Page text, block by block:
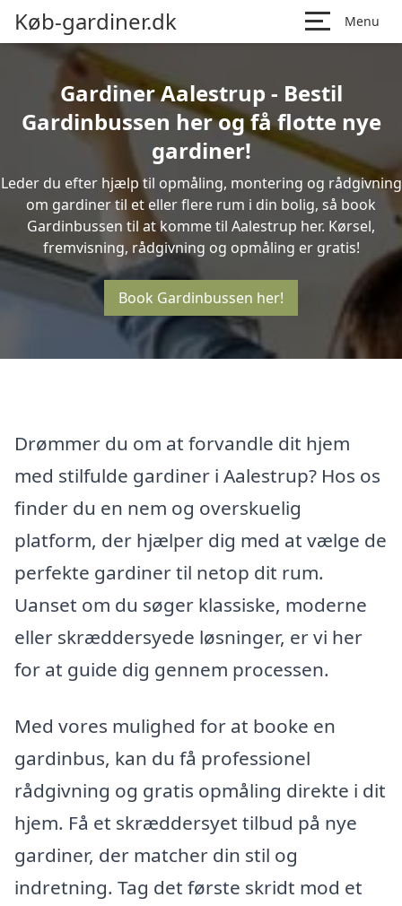
Køb-gardiner.dk Menu
Gardiner Aalestrup - Bestil
Gardinbussen her og få flotte nye
gardiner!
Leder du efter hjælp til opmåling, montering og rådgivning
om gardiner til et eller flere rum i din bolig, så book
Gardinbussen til at komme til Aalestrup her. Kørsel,
fremvisning, rådgivning og opmåling er gratis!
Book Gardinbussen her!
Drømmer du om at forvandle dit hjem
med stilfulde gardiner i Aalestrup? Hos os
finder du en nem og overskuelig
platform, der hjælper dig med at vælge de
perfekte gardiner til netop dit rum.
Uanset om du søger klassiske, moderne
eller skræddersyede løsninger, er vi her
for at guide dig gennem processen.
Med vores mulighed for at booke en
gardinbus, kan du få professionel
rådgivning og gratis opmåling direkte i dit
hjem. Få et skræddersyet tilbud på nye
gardiner, der matcher din stil og
indretning. Tag det første skridt mod et